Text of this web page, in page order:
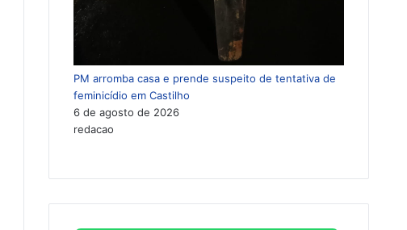
PM arromba casa e prende suspeito de tentativa de
feminicídio em Castilho
6 de agosto de 2026
redacao